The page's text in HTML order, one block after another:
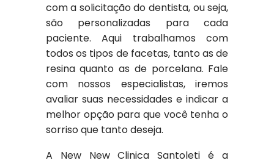
com a solicitação do dentista, ou seja,
são personalizadas para cada
paciente. Aqui trabalhamos com
todos os tipos de facetas, tanto as de
resina quanto as de porcelana. Fale
com nossos especialistas, iremos
avaliar suas necessidades e indicar a
melhor opção para que você tenha o
sorriso que tanto deseja.
A New New Clinica Santoleti é a